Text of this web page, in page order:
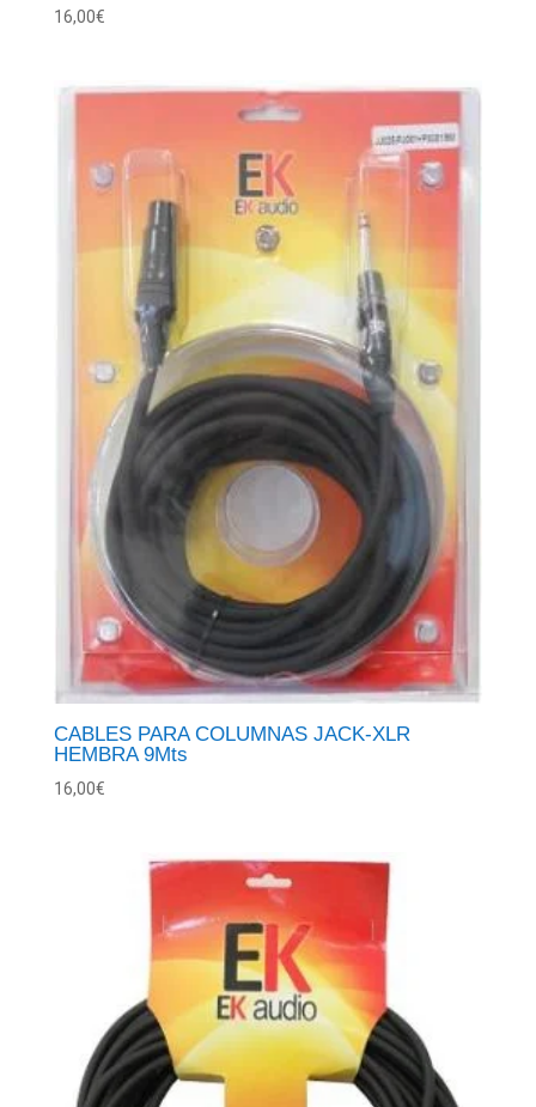
16,00€
CABLES PARA COLUMNAS JACK-XLR
HEMBRA 9Mts
16,00€